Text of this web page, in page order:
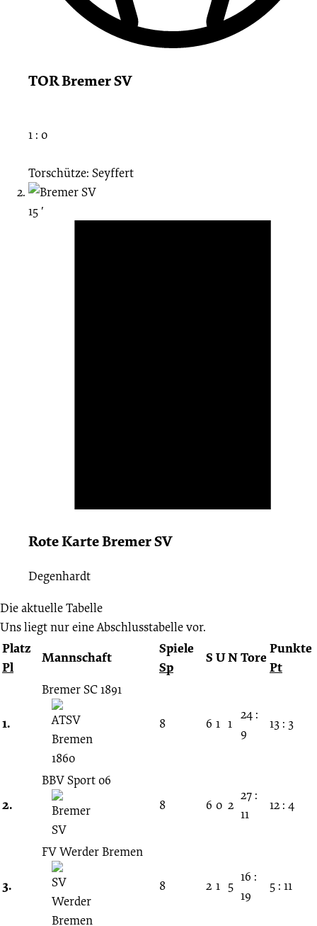
TOR Bremer SV
1 : 0
Torschütze: Seyffert
15 ′
Rote Karte Bremer SV
Degenhardt
Die aktuelle Tabelle
Uns liegt nur eine Abschlusstabelle vor.
Platz
Pl
Mannschaft
Spiele
Sp
S UNTore
Punkte
Pt
1.
Bremer SC 1891
8 6 1 1
24 :
9
13 : 3
2.
BBV Sport 06
8
6 0 2
27 :
11
12 : 4
3.
FV Werder Bremen
8 2 1 5
16 :
19
5 : 11